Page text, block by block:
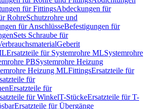
für FittingsAbdeckungen für
RohreSchutzrohre und
für AnschlüsseBefestigungen für
Sets Schraube für
Geberit
Ersatzteile für Systemrohre MLSystemrohre
PBSystemrohre Heizung
Heizung MLFittingsErsatzteile für
für
Ersatzteile für
für WinkelT-StückeErsatzteile für T-
Ersatzteile für Übergänge